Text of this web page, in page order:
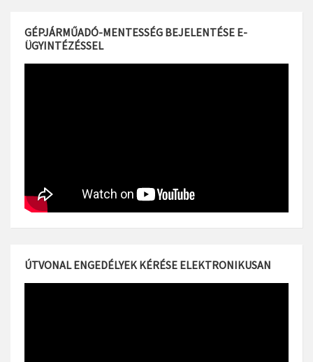
GÉPJÁRMŰADÓ-MENTESSÉG BEJELENTÉSE E-
ÜGYINTÉZÉSSEL
ÚTVONAL ENGEDÉLYEK KÉRÉSE ELEKTRONIKUSAN